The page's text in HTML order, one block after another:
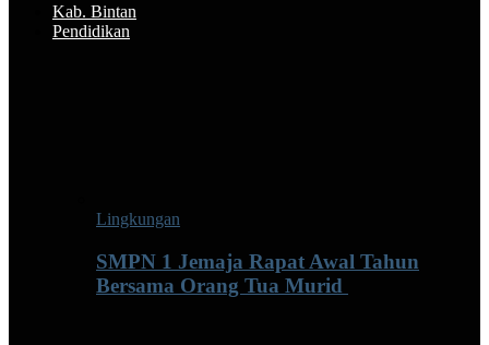
Kab. Bintan
Pendidikan
Lingkungan
SMPN 1 Jemaja Rapat Awal Tahun
Bersama Orang Tua Murid ‎